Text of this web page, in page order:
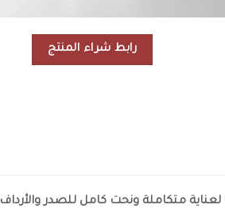
رابط شراء المنتج
لعناية متكاملة ونحت كامل للصدر والأرداف